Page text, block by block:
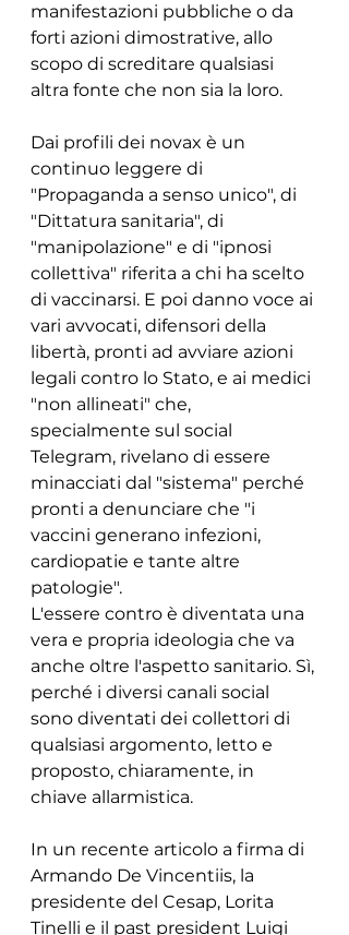
manifestazioni pubbliche o da
forti azioni dimostrative, allo
scopo di screditare qualsiasi
altra fonte che non sia la loro.
Dai profili dei novax è un
continuo leggere di
"Propaganda a senso unico", di
"Dittatura sanitaria", di
"manipolazione" e di "ipnosi
collettiva" riferita a chi ha scelto
di vaccinarsi. E poi danno voce ai
vari avvocati, difensori della
libertà, pronti ad avviare azioni
legali contro lo Stato, e ai medici
"non allineati" che,
specialmente sul social
Telegram, rivelano di essere
minacciati dal "sistema" perché
pronti a denunciare che "i
vaccini generano infezioni,
cardiopatie e tante altre
patologie".
L'essere contro è diventata una
vera e propria ideologia che va
anche oltre l'aspetto sanitario. Sì,
perché i diversi canali social
sono diventati dei collettori di
qualsiasi argomento, letto e
proposto, chiaramente, in
chiave allarmistica.
In un recente articolo a firma di
Armando De Vincentiis, la
presidente del Cesap, Lorita
Tinelli e il past president Luigi